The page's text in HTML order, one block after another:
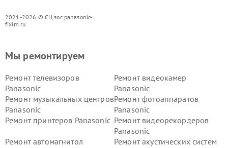
2021-2026 © СЦ soc.panasonic-
fixim.ru
Мы ремонтируем
Ремонт телевизоров
Panasonic
Ремонт видеокамер
Panasonic
Ремонт музыкальных центров
Panasonic
Ремонт фотоаппаратов
Panasonic
Ремонт принтеров Panasonic Ремонт видеорекордеров
Panasonic
Ремонт автомагнитол
Ремонт акустических систем